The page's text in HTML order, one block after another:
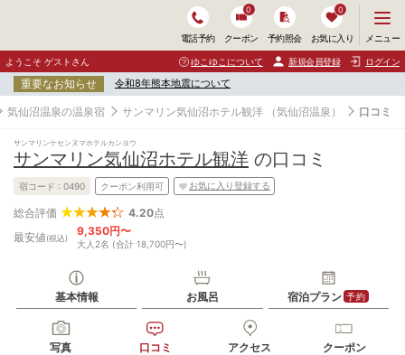
電話予約 クーポン
0
予約照会 お気に入り
0
ニ
ュ
ー
開
く
メニュー
ようこそ ゲストさん ゆこゆこについて 新規会員登録 ログイン
重要なお知らせ 令和8年熊本地震について
気仙沼温泉の温泉宿 サンマリン気仙沼ホテル観洋 （気仙沼温泉） 口コミ
サンマリンケセンヌマホテルカンヨウ
サンマリン気仙沼ホテル観洋 の口コミ
宿コード : 0490 クーポン利用可 お気に入り登録する
総合評価 4.20点
最安値(税込)
9,350円〜
大人2名 (合計 18,700円〜)
基本情報 お風呂 宿泊プラン 予約
写真 口コミ アクセス クーポン